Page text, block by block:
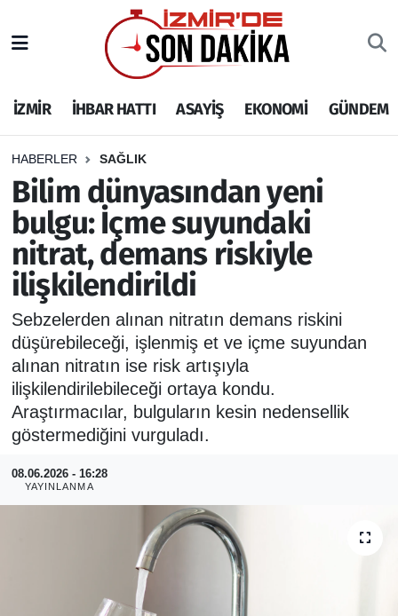
İZMİR İHBAR HATTI ASAYİŞ EKONOMİ GÜNDEM
HABERLER SAĞLIK
Bilim dünyasından yeni
bulgu: İçme suyundaki
nitrat, demans riskiyle
ilişkilendirildi
Sebzelerden alınan nitratın demans riskini
düşürebileceği, işlenmiş et ve içme suyundan
alınan nitratın ise risk artışıyla
ilişkilendirilebileceği ortaya kondu.
Araştırmacılar, bulguların kesin nedensellik
göstermediğini vurguladı.
08.06.2026 - 16:28
YAYINLANMA
İHBAR HATTI
DEPREM
GENEL
EKONOMİ
SİYASET
SPOR
ASAYİŞ
RESMİ REKLAM
İzmir Nöbetçi Eczaneler
İzmir Hava Durumu
İzmir Namaz Vakitleri
İzmir Trafik Yoğunluk Haritası
Puan Durumu ve Fikstür
Tüm Manşetler
Son Dakika Haberleri
Haber Arşivi